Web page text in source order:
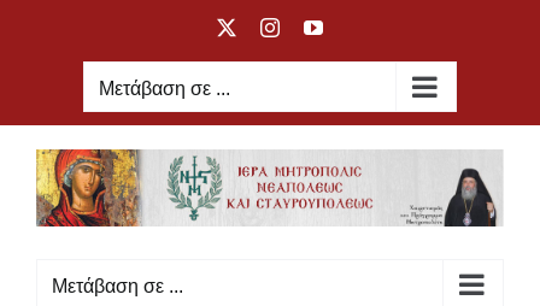
X InstagramYouTube
Μετάβαση σε ...
Μετάβαση σε ...